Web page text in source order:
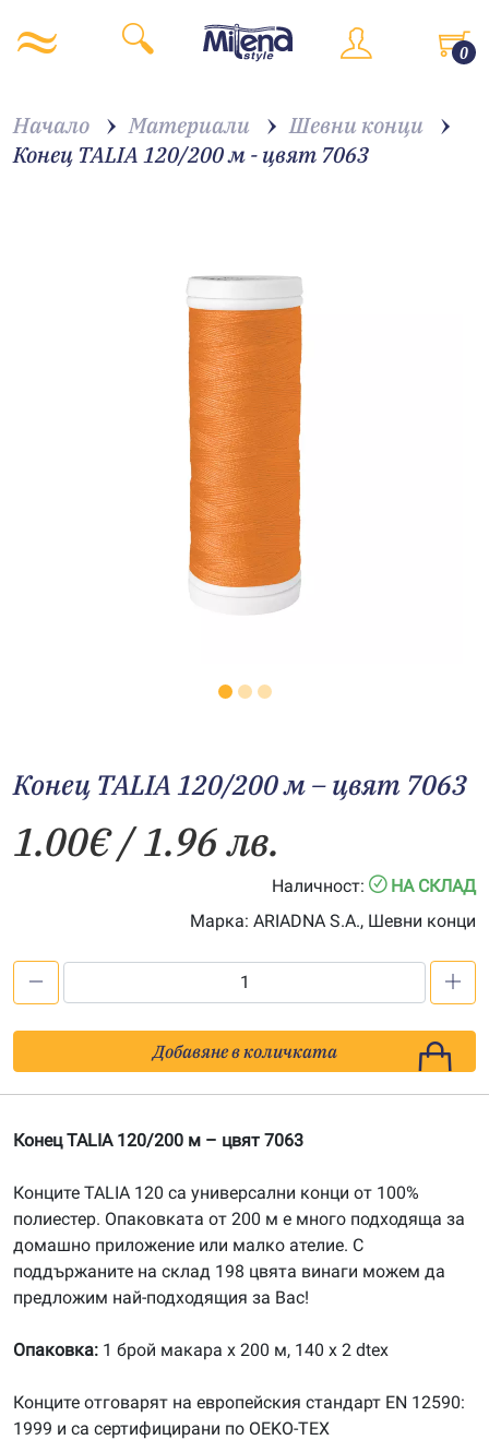
0
Начало Материали
Шевни конци
Конец TALIA 120/200 м - цвят 7063
Конец TALIA 120/200 м – цвят 7063
1.00€/ 1.96 лв.
Наличност:
НА СКЛАД
Марка: ARIADNA S.A., Шевни конци
TALIA
120/200
-
7063
Добавяне в количката
Конец TALIA 120/200 м – цвят 7063
Конците TALIA 120 са универсални конци от 100%
полиестер. Опаковката от 200 м е много подходяща за
домашно приложение или малко ателие. С
поддържаните на склад 198 цвята винаги можем да
предложим най-подходящия за Вас!
Опаковка: 1 брой макара х 200 м, 140 x 2 dtex
Конците отговарят на европейския стандарт EN 12590:
1999 и са сертифицирани по OEKO-TEX